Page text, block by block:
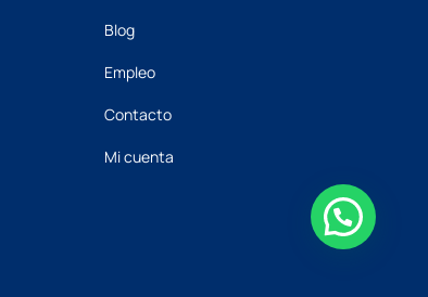
Blog
Empleo
Contacto
Mi cuenta